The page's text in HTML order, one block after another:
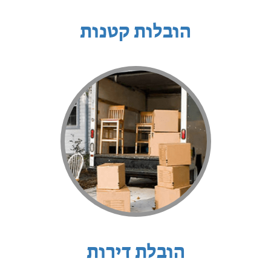
הובלות קטנות
הובלת דירות